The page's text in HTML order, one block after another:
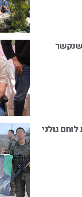
שנקשר
202 הנציחו את לוחם גולני